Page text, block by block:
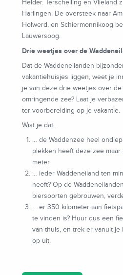
Helder. Terschelling en Vlieland
Harlingen. De oversteek naar
Holwerd, en Schiermonnikoog
Lauwersoog.
Drie weetjes over de
Dat de Waddeneilanden
vakantiehuisjes liggen, weet je
je van deze drie weetjes over
omringende zee? Laat je
ter voorbereiding op je vakantie.
Wist je dat…
… de Waddenzee heel
plekken heeft deze zee maar
meter.
… ieder Waddeneiland ten
heeft? Op de
biersoorten gebrouwen,
… er 350 kilometer aan
te vinden is? Huur dus een
van thuis, en trek er vanuit je
op uit.